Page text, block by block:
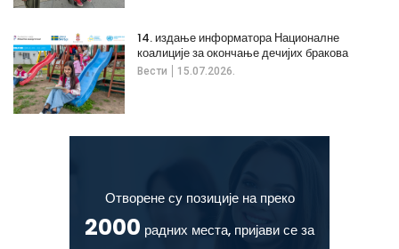
Вести 15.07.2026.
14. издање информатора Националне
коалиције за окончање дечијих бракова
Отворене су позиције на преко
2000 радних места, пријави се за